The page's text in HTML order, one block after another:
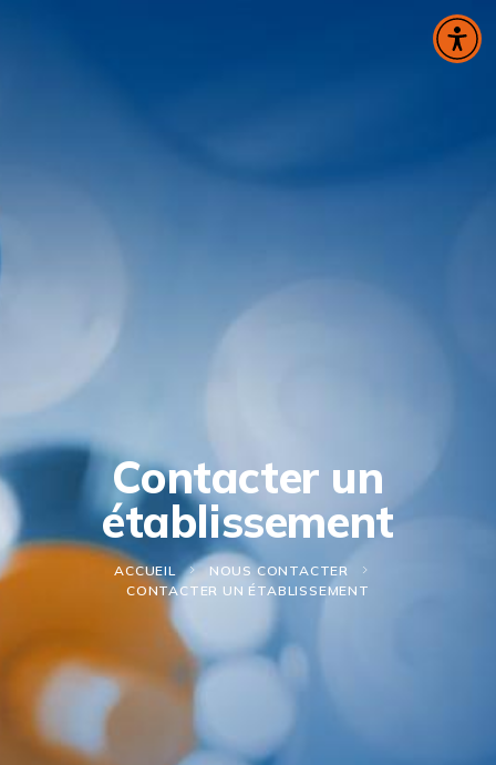
Contacter un
établissement
ACCUEIL
NOUS CONTACTER
CONTACTER UN ÉTABLISSEMENT